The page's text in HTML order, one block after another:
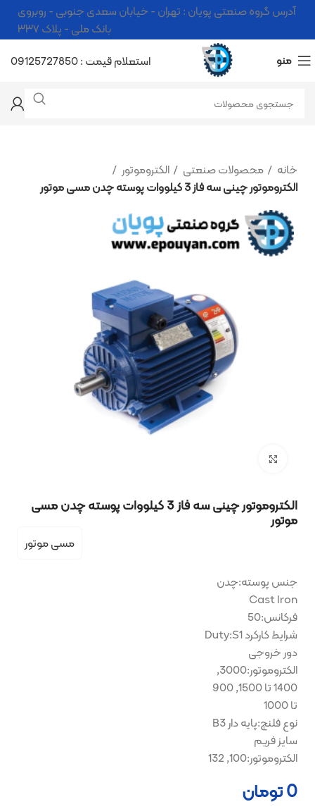
آدرس گروه صنعتی پویان : تهران - خیابان سعدی جنوبی - روبروی
بانک ملی - پلاک ۳۳۷
منو استعلام قیمت : 09125727850
خانه محصولات صنعتی
الکتروموتور
الکتروموتور چینی سه فاز 3 کیلووات پوسته چدن مسی موتور
الکتروموتور چینی سه فاز 3 کیلووات پوسته چدن مسی
موتور
مسی موتور
جنس پوسته:چدن
Cast Iron
فرکانس:50
شرایط کارکرد Duty:S1
دور خروجی
الکتروموتور:3000,
1400 تا 1500, 900
تا 1000
نوع فلنچ:پایه دار B3
سایز فریم
الکتروموتور:100, 132
0تومان